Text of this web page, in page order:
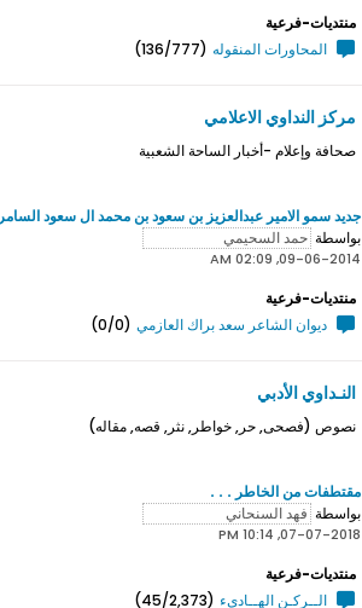
منتديات-فرعية
المحاورات المنقوله (136/777)
مركز النداوي الاعلامي
صحافة وإعلام -أخبار الساحة الشعبية
جديد سمو اﻻمير عبدالعزيز بن سعود بن محمد ال سعود السامر
بواسطة
09-06-2014, 02:09 AM
منتديات-فرعية
ديوان الشاعر سعد براك العازمي (0/0)
النـداوي الأدبي
نصوص (فصحى, حر, خواطر, نثر, قصه, مقاله)
مقتطفات من الخاطر . . .
بواسطة
07-07-2018, 10:14 PM
منتديات-فرعية
الــركـن الهــادىء (45/2,373)